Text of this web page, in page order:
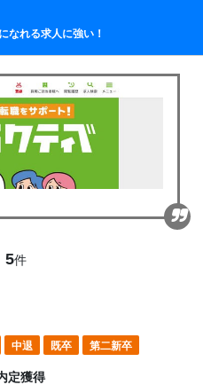
なれる求人に強い！
5件
中退 既卒 第二新卒
定獲得